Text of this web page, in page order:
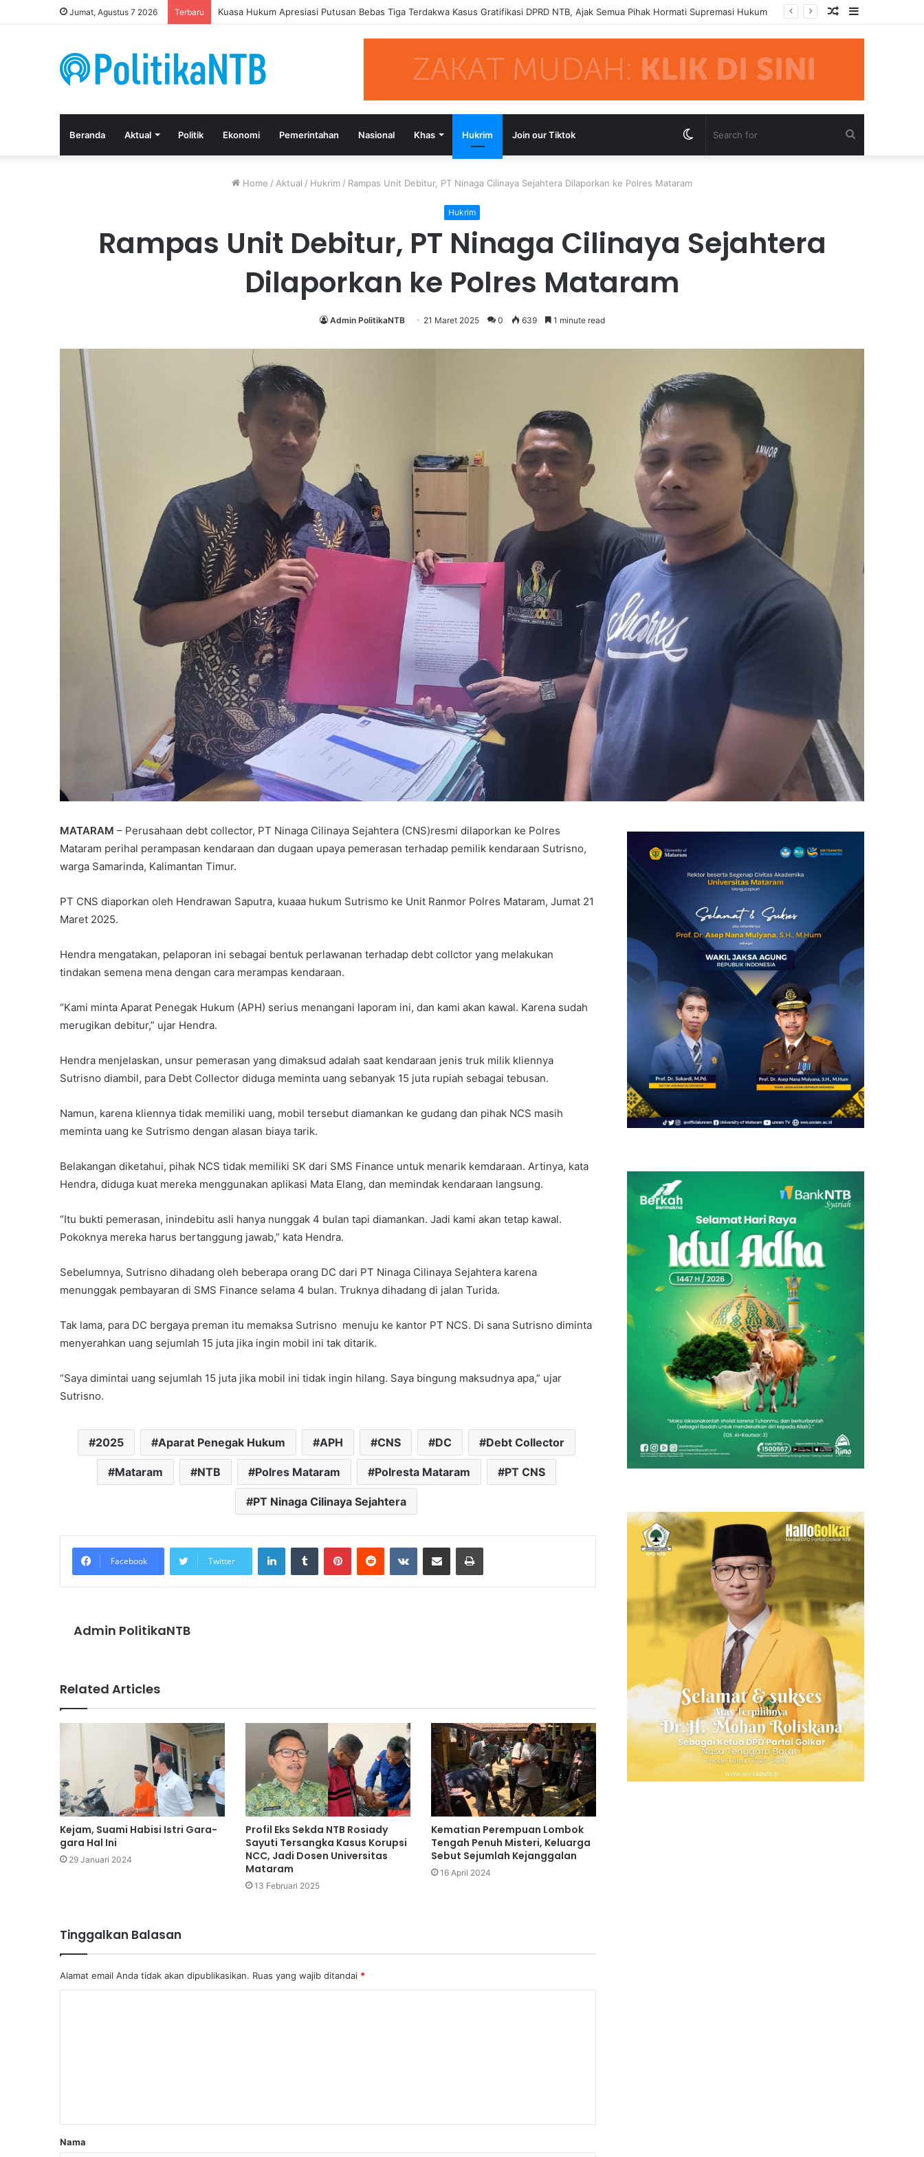
Jumat, Agustus 7 2026 Terbaru Kuasa Hukum Apresiasi Putusan Bebas Tiga Terdakwa Kasus Gratifikasi DPRD NTB, Ajak Semua Pihak Hormati Supremasi Hukum Sidebar
Random
Article
Beranda Aktual Politik Ekonomi Pemerintahan Nasional Khas Hukrim Join our Tiktok Switch
Home / Aktual / Hukrim / Rampas Unit Debitur, PT Ninaga Cilinaya Sejahtera Dilaporkan ke Polres Mataram
Hukrim
Rampas Unit Debitur, PT Ninaga Cilinaya Sejahtera
Dilaporkan ke Polres Mataram
Admin PolitikaNTB 21 Maret 2025 0 639 1 minute read
MATARAM – Perusahaan debt collector, PT Ninaga Cilinaya Sejahtera (CNS)resmi dilaporkan ke Polres
Mataram perihal perampasan kendaraan dan dugaan upaya pemerasan terhadap pemilik kendaraan Sutrisno,
warga Samarinda, Kalimantan Timur.
PT CNS diaporkan oleh Hendrawan Saputra, kuaaa hukum Sutrismo ke Unit Ranmor Polres Mataram, Jumat 21
Maret 2025.
Hendra mengatakan, pelaporan ini sebagai bentuk perlawanan terhadap debt collctor yang melakukan
tindakan semena mena dengan cara merampas kendaraan.
“Kami minta Aparat Penegak Hukum (APH) serius menangani laporam ini, dan kami akan kawal. Karena sudah
merugikan debitur,” ujar Hendra.
Hendra menjelaskan, unsur pemerasan yang dimaksud adalah saat kendaraan jenis truk milik kliennya
Sutrisno diambil, para Debt Collector diduga meminta uang sebanyak 15 juta rupiah sebagai tebusan.
Namun, karena kliennya tidak memiliki uang, mobil tersebut diamankan ke gudang dan pihak NCS masih
meminta uang ke Sutrismo dengan alasan biaya tarik.
Belakangan diketahui, pihak NCS tidak memiliki SK dari SMS Finance untuk menarik kemdaraan. Artinya, kata
Hendra, diduga kuat mereka menggunakan aplikasi Mata Elang, dan memindak kendaraan langsung.
“Itu bukti pemerasan, inindebitu asli hanya nunggak 4 bulan tapi diamankan. Jadi kami akan tetap kawal.
Pokoknya mereka harus bertanggung jawab,” kata Hendra.
Sebelumnya, Sutrisno dihadang oleh beberapa orang DC dari PT Ninaga Cilinaya Sejahtera karena
menunggak pembayaran di SMS Finance selama 4 bulan. Truknya dihadang di jalan Turida.
Tak lama, para DC bergaya preman itu memaksa Sutrisno menuju ke kantor PT NCS. Di sana Sutrisno diminta
menyerahkan uang sejumlah 15 juta jika ingin mobil ini tak ditarik.
“Saya dimintai uang sejumlah 15 juta jika mobil ini tidak ingin hilang. Saya bingung maksudnya apa,” ujar
Sutrisno.
2025 Aparat Penegak Hukum APH CNS DC Debt Collector
Mataram NTB Polres Mataram Polresta Mataram PT CNS
PT Ninaga Cilinaya Sejahtera
Facebook Twitter
LinkedInTumblr PinterestReddit VKontakteShare via Email Print
Admin PolitikaNTB
Related Articles
Kejam, Suami Habisi Istri Gara-
gara Hal Ini
29 Januari 2024
Profil Eks Sekda NTB Rosiady
Sayuti Tersangka Kasus Korupsi
NCC, Jadi Dosen Universitas
Mataram
13 Februari 2025
Kematian Perempuan Lombok
Tengah Penuh Misteri, Keluarga
Sebut Sejumlah Kejanggalan
16 April 2024
Tinggalkan Balasan
Alamat email Anda tidak akan dipublikasikan. Ruas yang wajib ditandai *
Nama